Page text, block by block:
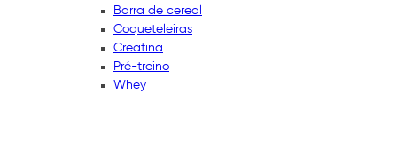
Barra de cereal
Coqueteleiras
Creatina
Pré-treino
Whey